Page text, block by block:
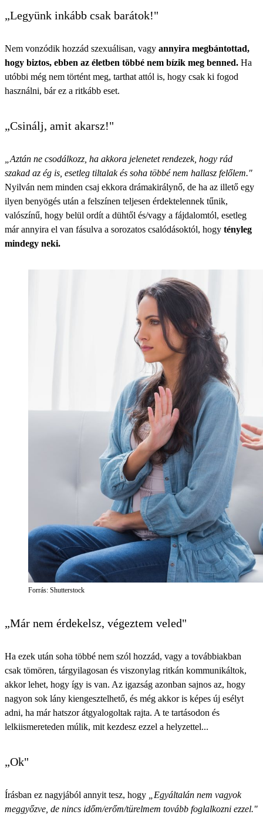
„Legyünk inkább csak barátok!"
Nem vonzódik hozzád szexuálisan, vagy annyira megbántottad,
hogy biztos, ebben az életben többé nem bízik meg benned. Ha
utóbbi még nem történt meg, tarthat attól is, hogy csak ki fogod
használni, bár ez a ritkább eset.
„Csinálj, amit akarsz!"
„Aztán ne csodálkozz, ha akkora jelenetet rendezek, hogy rád
szakad az ég is, esetleg tiltalak és soha többé nem hallasz felőlem."
Nyilván nem minden csaj ekkora drámakirálynő, de ha az illető egy
ilyen benyögés után a felszínen teljesen érdektelennek tűnik,
valószínű, hogy belül ordít a dühtől és/vagy a fájdalomtól, esetleg
már annyira el van fásulva a sorozatos csalódásoktól, hogy tényleg
mindegy neki.
Forrás: Shutterstock
„Már nem érdekelsz, végeztem veled"
Ha ezek után soha többé nem szól hozzád, vagy a továbbiakban
csak tömören, tárgyilagosan és viszonylag ritkán kommunikáltok,
akkor lehet, hogy így is van. Az igazság azonban sajnos az, hogy
nagyon sok lány kiengesztelhető, és még akkor is képes új esélyt
adni, ha már hatszor átgyalogoltak rajta. A te tartásodon és
lelkiismereteden múlik, mit kezdesz ezzel a helyzettel...
„Ok"
Írásban ez nagyjából annyit tesz, hogy
„Egyáltalán nem vagyok
meggyőzve, de nincs időm/erőm/türelmem tovább foglalkozni ezzel."